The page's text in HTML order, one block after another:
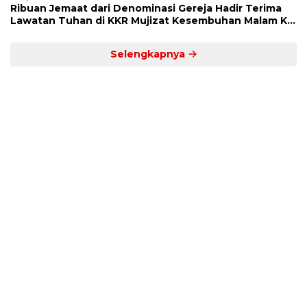
Ribuan Jemaat dari Denominasi Gereja Hadir Terima
Lawatan Tuhan di KKR Mujizat Kesembuhan Malam Ke
Selengkapnya